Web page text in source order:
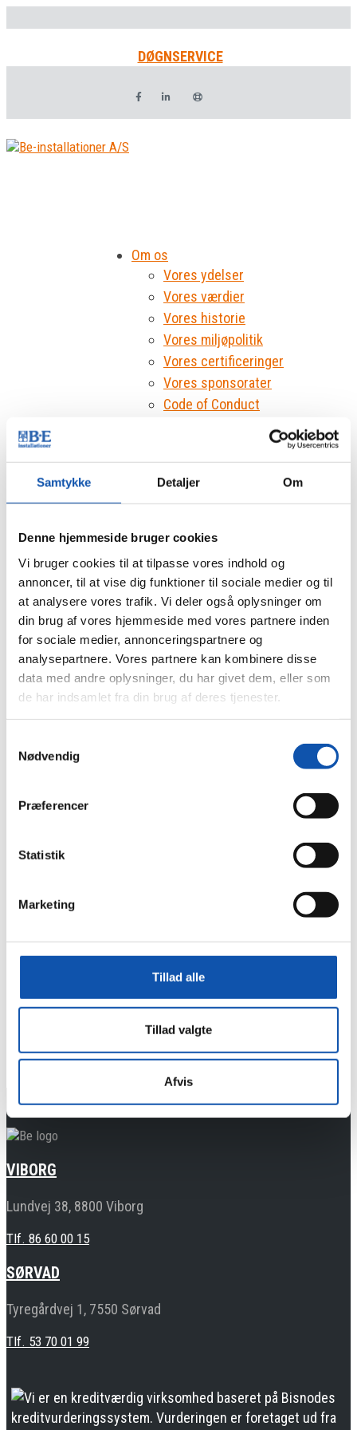
Samtykke Detaljer Om
Denne hjemmeside bruger cookies
Vi bruger cookies til at tilpasse vores indhold og
annoncer, til at vise dig funktioner til sociale medier og til
at analysere vores trafik. Vi deler også oplysninger om
din brug af vores hjemmeside med vores partnere inden
for sociale medier, annonceringspartnere og
analysepartnere. Vores partnere kan kombinere disse
data med andre oplysninger, du har givet dem, eller som
de har indsamlet fra din brug af deres tjenester.
Nødvendig
Præferencer
Statistik
Marketing
Tillad alle
Tillad valgte
Afvis
DØGNSERVICE
Om os
Vores ydelser
Vores værdier
Vores historie
Vores miljøpolitik
Vores certificeringer
Vores sponsorater
Code of Conduct
Industri
Ladeboks
Netværk & Fiber
Brand & Sikring
Brandsikring
Tyverisikring private
Tyverisikring virksomheder
Digitalt låsesystem
Køl & Varme
VVS
Tilbud
Eftersyn
Produkt
VIBORG
Lundvej 38, 8800 Viborg
Tlf. 86 60 00 15
SØRVAD
Tyregårdvej 1, 7550 Sørvad
Tlf. 53 70 01 99